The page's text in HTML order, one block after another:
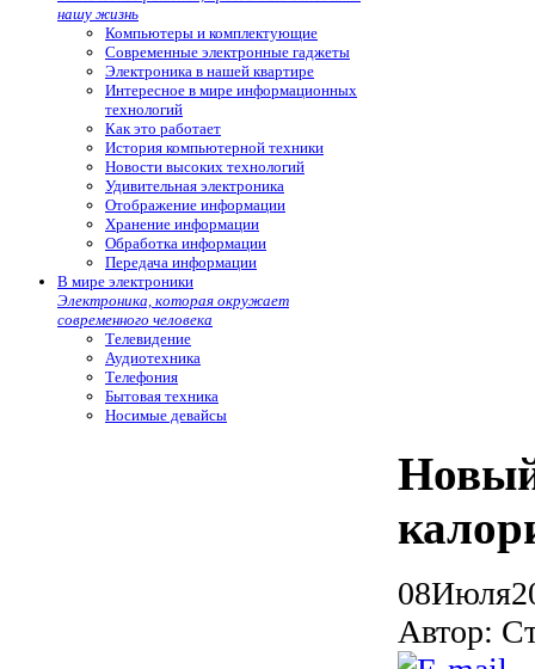
нашу жизнь
Компьютеры и комплектующие
Современные электронные гаджеты
Электроника в нашей квартире
Интересное в мире информационных
технологий
Как это работает
История компьютерной техники
Новости высоких технологий
Удивительная электроника
Отображение информации
Хранение информации
Обработка информации
Передача информации
В мире электроники
Электроника, которая окружает
современного человека
Телевидение
Аудиотехника
Телефония
Бытовая техника
Носимые девайсы
Новый
08Июля
Автор: